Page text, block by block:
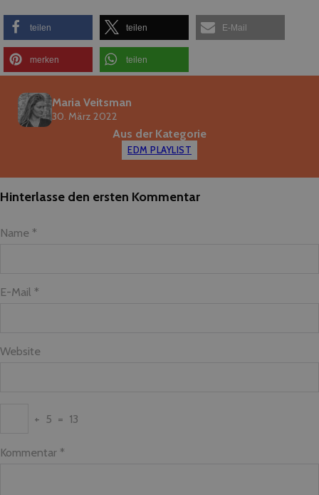
teilen teilen E-Mail
merken teilen
Maria Veitsman
30. März 2022
Aus der Kategorie
EDM PLAYLIST
Hinterlasse den ersten Kommentar
Name *
E-Mail *
Website
+ 5 = 13
Kommentar *